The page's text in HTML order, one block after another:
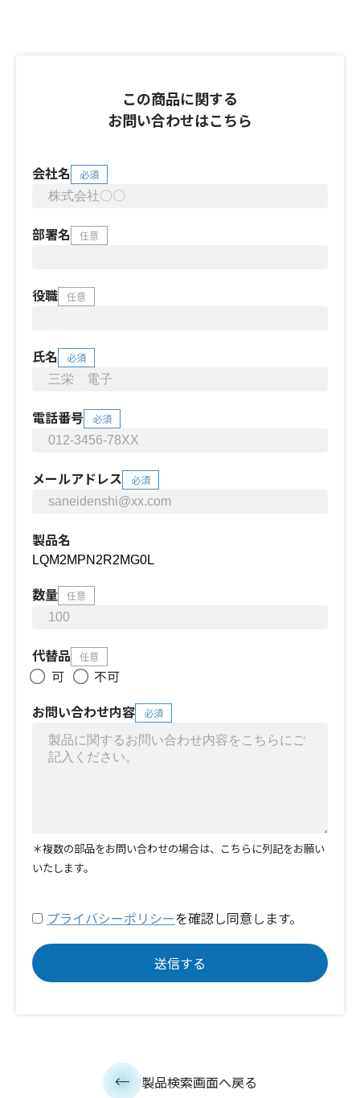
この商品に関する
お問い合わせはこちら
会社名 必須
部署名 任意
役職 任意
氏名 必須
電話番号 必須
メールアドレス 必須
製品名
数量 任意
代替品 任意
可
不可
お問い合わせ内容
必須
＊複数の部品をお問い合わせの場合は、こちらに列記をお願い
いたします。
プライバシーポリシーを確認し同意します。
製品検索画面へ戻る